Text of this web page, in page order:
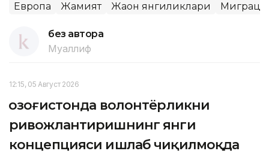
Европа Жамият Жаҳон янгиликлари
без автора
Муаллиф
12:15, 05 Август 2026
Қозоғистонда волонтёрликни
ривожлантиришнинг янги
концепцияси ишлаб чиқилмоқда